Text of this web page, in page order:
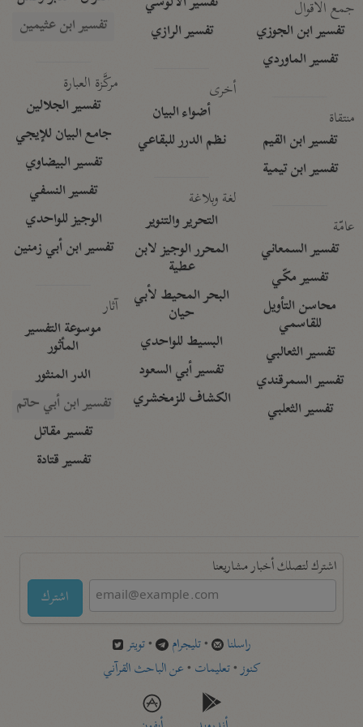
جمع الأقوال
تفسير ابن الجوزي
تفسير الماوردي
منتقاة
تفسير ابن القيم
تفسير ابن تيمية
عامّة
تفسير السمعاني
تفسير مكّي
محاسن التأويل
للقاسمي
تفسير الثعالبي
تفسير السمرقندي
تفسير الثعلبي
تفسير الرازي
أخرى
أضواء البيان
نظم الدرر للبقاعي
لغة وبلاغة
التحرير والتنوير
المحرر الوجيز لابن
عطية
البحر المحيط لأبي
حيان
البسيط للواحدي
تفسير أبي السعود
الكشاف للزمخشري
تفسير ابن عثيمين
مركَّزة العبارة
تفسير الجلالين
جامع البيان للإيجي
تفسير البيضاوي
تفسير النسفي
الوجيز للواحدي
تفسير ابن أبي زمنين
آثار
موسوعة التفسير
المأثور
الدر المنثور
تفسير ابن أبي حاتم
تفسير مقاتل
تفسير قتادة
اشترك لتصلك أخبار مشاريعنا
اشترك
راسلنا •تليجرام •تويتر
كنوز•تعليمات •عن الباحث القرآني